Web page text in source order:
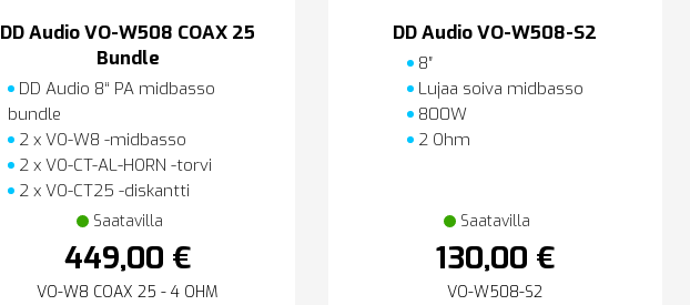
DD Audio VO-W508 COAX 25
Bundle
DD Audio 8“ PA midbasso
bundle
2 x VO-W8 -midbasso
2 x VO-CT-AL-HORN -torvi
2 x VO-CT25 -diskantti
Saatavilla
449,00 €
VO-W8 COAX 25 - 4 OHM
DD Audio VO-W508-S2
8″
Lujaa soiva midbasso
800W
2 Ohm
Saatavilla
130,00 €
VO-W508-S2